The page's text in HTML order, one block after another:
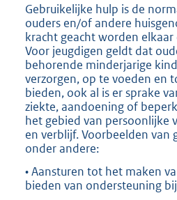
Gebruikelijke hulp is de
ouders en/of andere
kracht geacht worden
Voor jeugdigen geldt dat
behorende minderjarige
verzorgen, op te voeden en
bieden, ook al is er sprake
ziekte, aandoening of
het gebied van persoonlijke
en verblijf. Voorbeelden van
onder andere:
• Aansturen tot het maken
bieden van ondersteuning